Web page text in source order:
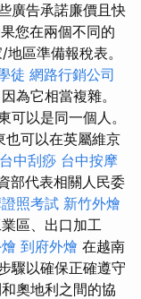
廣告承諾廉價且快
您在兩個不同的
區準備報稅表。
徒 網路行銷公司
為它相當複雜。
以是同一個人。
也可以在英屬維京
台中刮痧 台中按摩
部代表相關人民委
照考試 新竹外燴
區、出口加工
到府外燴 在越南
驟以確保正確遵守
奧地利之間的協